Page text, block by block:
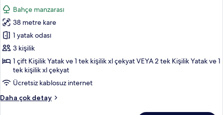
detay
için
tüm
fotoğrafları
görün
Bahçe manzarası
38 metre kare
1 yatak odası
3 kişilik
1 çift Kişilik Yatak ve 1 tek kişilik xl çekyat VEYA 2 tek Kişilik Yatak ve 1
tek kişilik xl çekyat
Ücretsiz kablosuz internet
Daha çok detay
So